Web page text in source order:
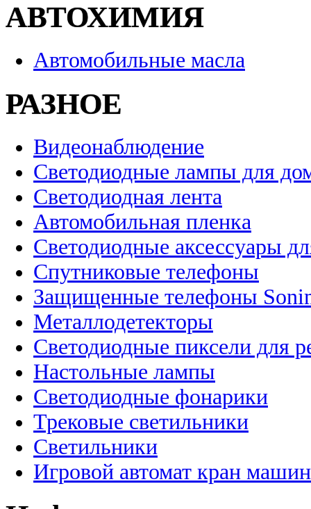
АВТОХИМИЯ
Автомобильные масла
РАЗНОЕ
Видеонаблюдение
Светодиодные лампы для
Светодиодная лента
Автомобильная пленка
Светодиодные аксессуары
Спутниковые телефоны
Защищенные телефоны
Металлодетекторы
Светодиодные пиксели для
Настольные лампы
Светодиодные фонарики
Трековые светильники
Светильники
Игровой автомат кран